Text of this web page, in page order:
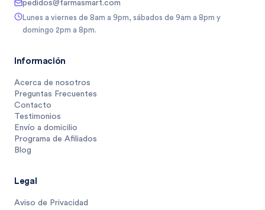
pedidos@farmasmart.com
Lunes a viernes de 8am a 9pm, sábados de 9am a 8pm y
domingo 2pm a 8pm.
Información
Acerca de nosotros
Preguntas Frecuentes
Contacto
Testimonios
Envío a domicilio
Programa de Afiliados
Blog
Legal
Aviso de Privacidad